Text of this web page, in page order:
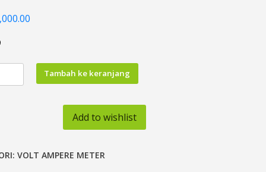
Tambah ke keranjang
Add to wishlist
VOLT AMPERE METER